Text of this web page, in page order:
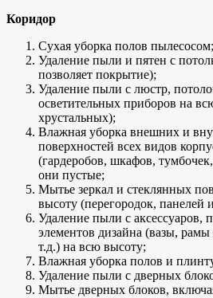
Коридор
Сухая уборка полов пылесосом;
Удаление пыли и пятен с
позволяет покрытие);
Удаление пыли с люстр,
осветительных приборов на
хрустальных);
Влажная уборка внешних и
поверхностей всех видов
(гардеробов, шкафов,
они пустые;
Мытье зеркал и стеклянных
высоту (перегородок, панелей
Удаление пыли с аксессуаров,
элементов дизайна (вазы,
т.д.) на всю высоту;
Влажная уборка полов и
Удаление пыли с дверных
Мытье дверных блоков,